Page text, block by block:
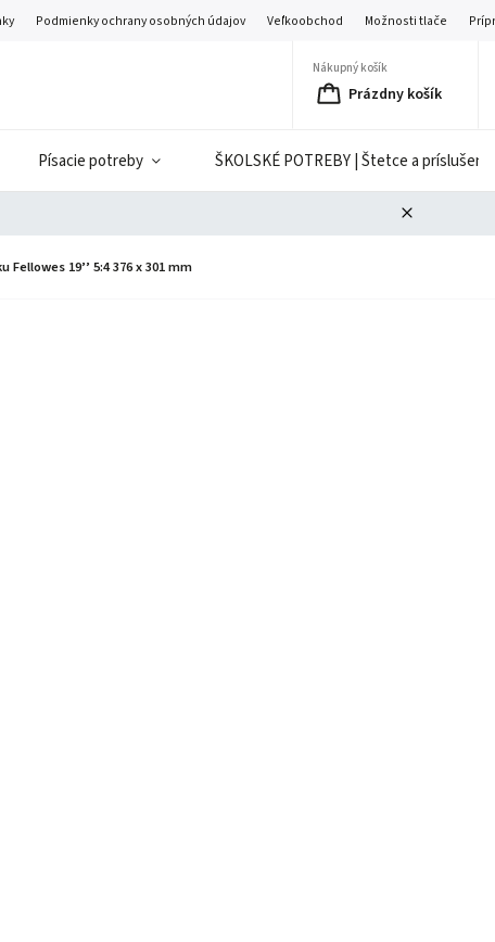
Podmienky ochrany osobných údajov Veľkoobchod Možnosti tlače
Nákupný košík
Prázdny košík
Písacie potreby ŠKOLSKÉ POTREBY | Štetce a
19’’ 5:4 376 x 301 mm